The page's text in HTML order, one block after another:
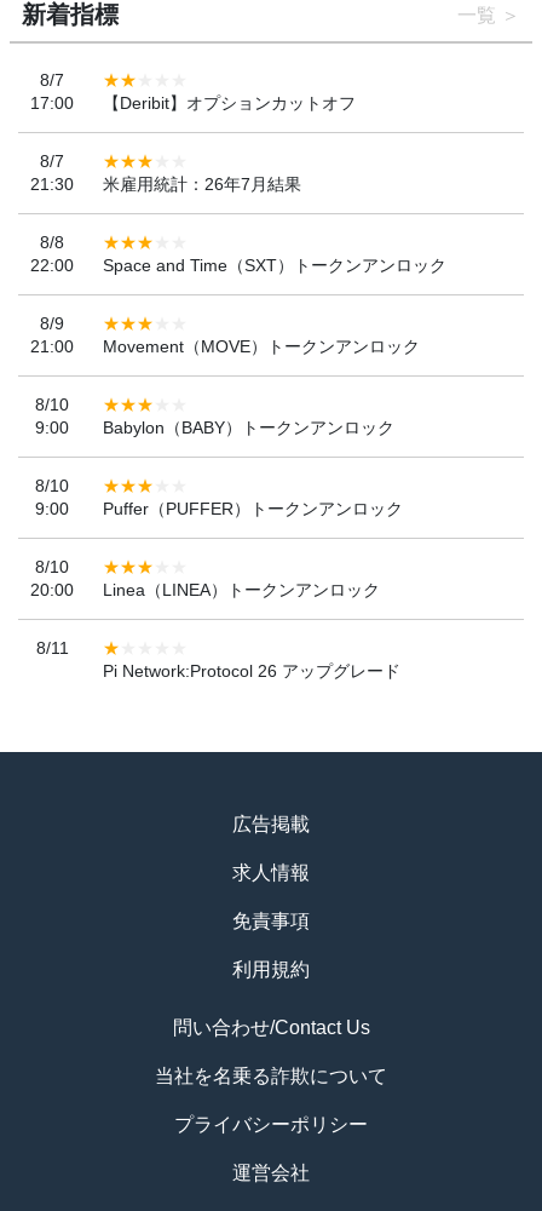
新着指標 一覧
8/7
17:00
【Deribit】オプションカットオフ
8/7
21:30
米雇用統計：26年7月結果
8/8
22:00
Space and Time（SXT）トークンアンロック
8/9
21:00
Movement（MOVE）トークンアンロック
8/10
9:00
Babylon（BABY）トークンアンロック
8/10
9:00
Puffer（PUFFER）トークンアンロック
8/10
20:00
Linea（LINEA）トークンアンロック
8/11
Pi Network:Protocol 26 アップグレード
広告掲載
求人情報
免責事項
利用規約
問い合わせ/Contact Us
当社を名乗る詐欺について
プライバシーポリシー
運営会社